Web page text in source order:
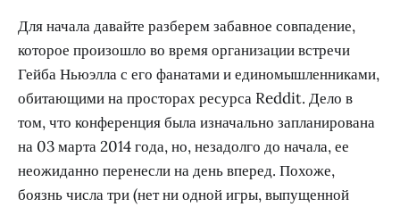
Для начала давайте разберем забавное совпадение,
которое произошло во время организации встречи
Гейба Ньюэлла с его фанатами и единомышленниками,
обитающими на просторах ресурса Reddit. Дело в
том, что конференция была изначально запланирована
на 03 марта 2014 года, но, незадолго до начала, ее
неожиданно перенесли на день вперед. Похоже,
боязнь числа три (нет ни одной игры, выпущенной